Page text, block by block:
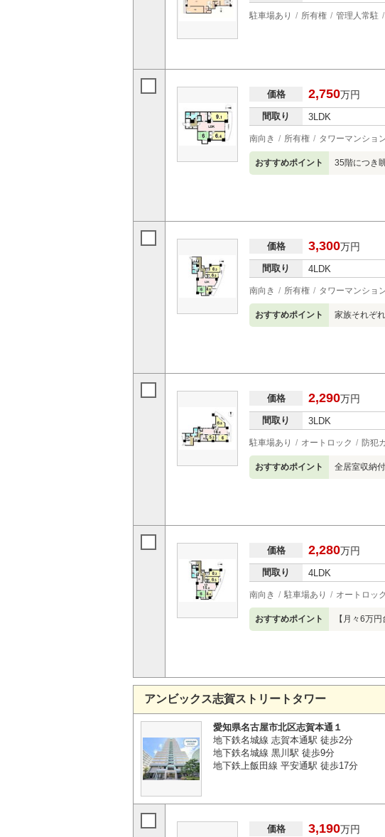
駐車場あり 所有権 管理人常駐
価格 2,750万円
間取り 3LDK
南向き 所有権 タワーマンショ
おすすめポイント 35階につき
価格 3,300万円
間取り 4LDK
南向き 所有権 タワーマンショ
おすすめポイント 家族それぞ
価格 2,290万円
間取り 3LDK
駐車場あり オートロック 防犯
おすすめポイント 全居室収納
価格 2,280万円
間取り 4LDK
南向き 駐車場あり オートロック
おすすめポイント 【月々6万
アンビックス志賀ストリートタワー
愛知県名古屋市北区志賀本通１
地下鉄名城線 志賀本通駅 徒歩2分
地下鉄名城線 黒川駅 徒歩9分
地下鉄上飯田線 平安通駅 徒歩17分
価格 3,190万円